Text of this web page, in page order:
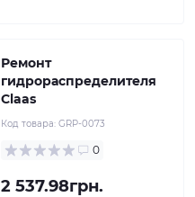
Ремонт
гидрораспределителя
Claas
Код товара: GRP-0073
0
2 537.98грн.